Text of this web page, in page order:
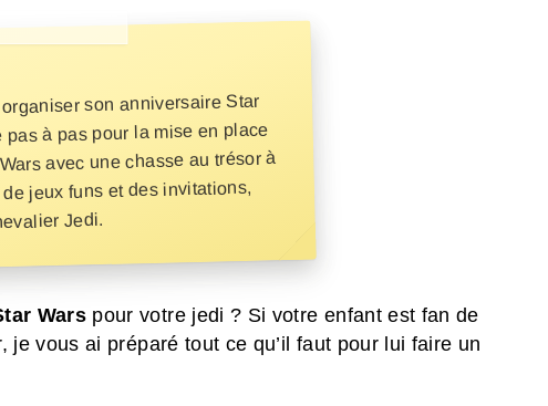
son anniversaire Star
à pas pour la mise en place
avec une chasse au trésor à
jeux funs et des invitations,
Jedi.
Wars pour votre jedi ? Si votre enfant est fan de
je vous ai préparé tout ce qu’il faut pour lui faire un